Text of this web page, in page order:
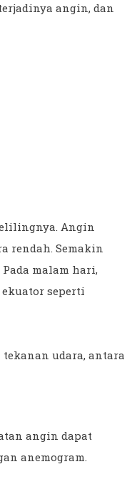
angin, dan
Angin
rendah. Semakin
malam hari,
seperti
udara, antara
angin dapat
anemogram.